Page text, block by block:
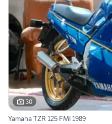
30
Yamaha TZR 125 FMI 1989